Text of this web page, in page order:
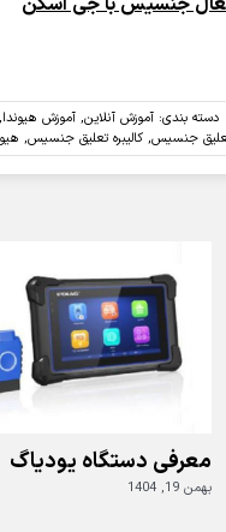
دسته بندی: آموزش آنلاین, آموزش هیوندا,
جنسیس, کالیبره تعلیق جنسیس,
معرفی دستگاه یودیاگ
بهمن 19, 1404